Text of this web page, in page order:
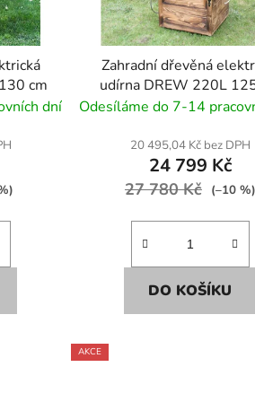
cm
dní
Zahradní dřevěná
udírna DREW 220L
Odesíláme do 7-14
20 495,04 Kč bez DPH
24 799 Kč
27 780 Kč (–10 %)
DO KOŠÍKU
AKCE